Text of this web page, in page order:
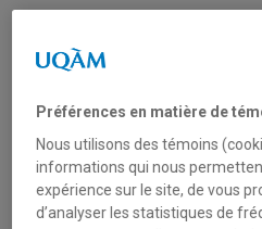
Préférences en matière de
Nous utilisons des témoins
informations qui nous
expérience sur le site, de vous
d’analyser les statistiques de